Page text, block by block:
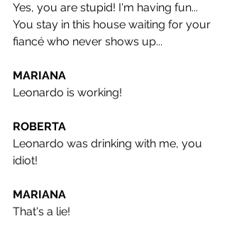
Yes, you are stupid! I'm having fun...
You stay in this house waiting for your
fiancé who never shows up...
MARIANA
Leonardo is working!
ROBERTA
Leonardo was drinking with me, you
idiot!
MARIANA
That's a lie!